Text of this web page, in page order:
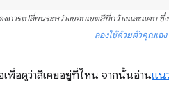
การเปลี่ยนระหว่างขอบเขตสีที่กว้างและแคบ
ลองใช้ด้วยตัวคุณเอง
พื่อดูว่าสีเคยอยู่ที่ไหน จากนั้นอ่านแน